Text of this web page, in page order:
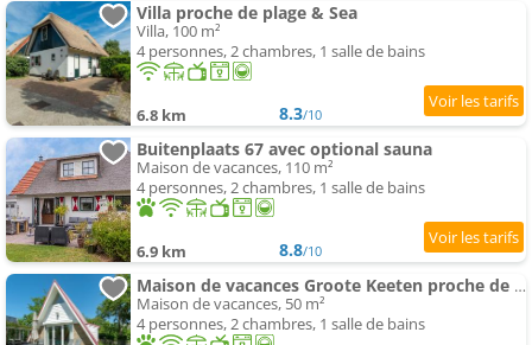
Villa proche de plage & Sea
Villa, 100 m²
4 personnes, 2 chambres, 1 salle de bains
6.8 km 8.3/10
Buitenplaats 67 avec optional sauna
Maison de vacances, 110 m²
4 personnes, 2 chambres, 1 salle de bains
6.9 km 8.8/10
Maison de vacances Groote Keeten proche de plage
Maison de vacances, 50 m²
4 personnes, 2 chambres, 1 salle de bains